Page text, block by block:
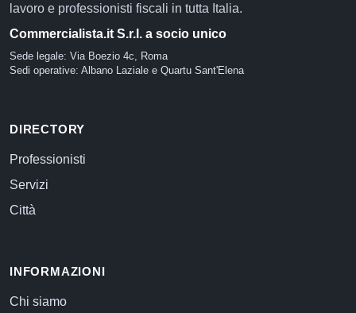
lavoro e professionisti fiscali in tutta Italia.
Commercialista.it S.r.l. a socio unico
Sede legale: Via Boezio 4c, Roma
Sedi operative: Albano Laziale e Quartu Sant'Elena
DIRECTORY
Professionisti
Servizi
Città
INFORMAZIONI
Chi siamo